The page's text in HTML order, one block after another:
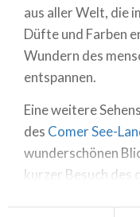
aus aller Welt, die
Düfte und Farben
Wundern des
entspannen.
Eine weitere
des Comer See-
wunderschönen
kurzer Besuch des